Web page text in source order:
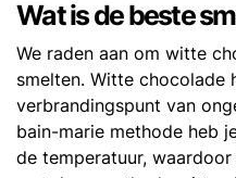
Wat is de beste
We raden aan om witte
smelten. Witte chocolade
verbrandingspunt van
bain-marie methode heb
de temperatuur,